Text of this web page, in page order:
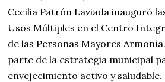
Cecilia Patrón Laviada inauguró
Usos Múltiples en el Centro
de las Personas Mayores
parte de la estrategia municipal
envejecimiento activo y saludable.